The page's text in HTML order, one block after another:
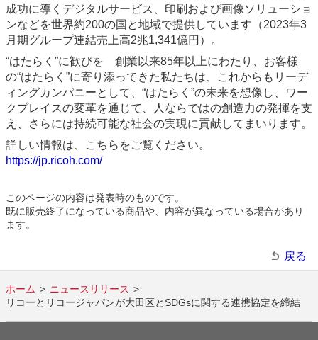
成功に導くデジタルサービス、印刷および画像ソリューショ
ンなどを世界約200の国と地域で提供しています（2023年3
月期グループ連結売上高2兆1,341億円）。
“はたらく”に歓びを 創業以来85年以上にわたり、お客様
の“はたらく”に寄り添ってきた私たちは、これからもリーデ
ィングカンパニーとして、“はたらく”の未来を想像し、ワー
クプレイスの変革を通じて、人ならではの創造力の発揮を支
え、さらには持続可能な社会の実現に貢献してまいります。
詳しい情報は、こちらをご覧ください。
https://jp.ricoh.com/
このページの内容は発表時のものです。
既に販売終了になっている商品や、内容が異なっている場合があり
ます。
戻る
ホーム
ニュースリリース
リコーとリコージャパンが大田区とSDGsに関する連携協定を締結